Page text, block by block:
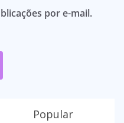
por e-mail.
Popular